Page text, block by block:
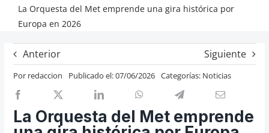
Artículos
Previos de ópera
Entrevistas
Recomendación
Cosas de Beckmesser
Nosotros y privacidad
La Orquesta del Met emprende una gira histórica por
Europa en 2026
Anterior Siguiente
Por redaccion Publicado el: 07/06/2026 Categorías: Noticias
La Orquesta del Met emprende